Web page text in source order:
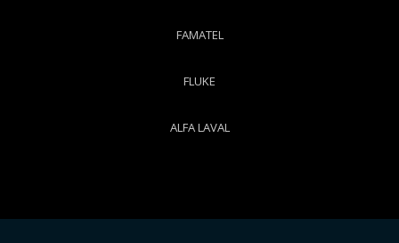
FAMATEL
FLUKE
ALFA LAVAL